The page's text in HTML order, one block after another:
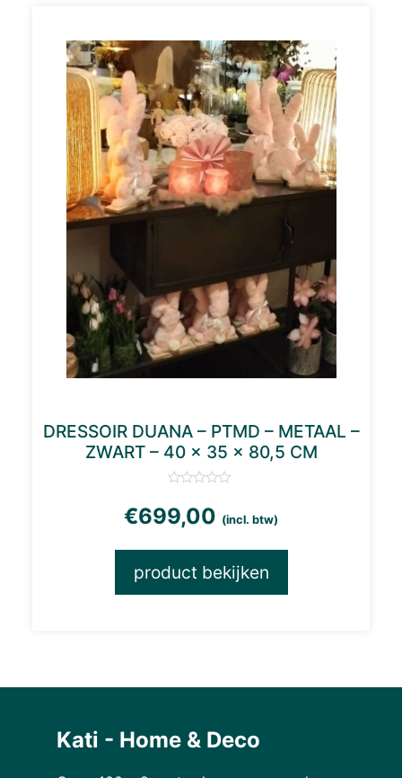
DRESSOIR DUANA – PTMD – METAAL –
ZWART – 40 × 35 × 80,5 CM
€699,00 (incl. btw)
product bekijken
Kati - Home & Deco